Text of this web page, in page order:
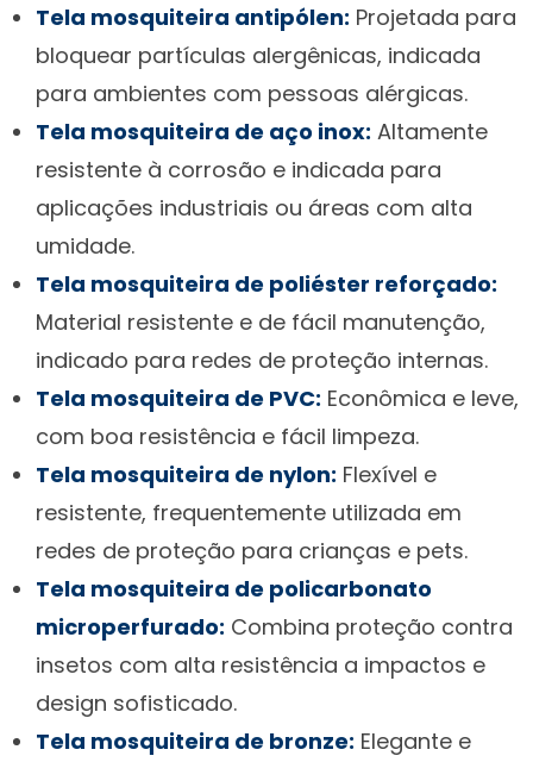
Tela mosquiteira antipólen: Projetada para
bloquear partículas alergênicas, indicada
para ambientes com pessoas alérgicas.
Tela mosquiteira de aço inox: Altamente
resistente à corrosão e indicada para
aplicações industriais ou áreas com alta
umidade.
Tela mosquiteira de poliéster reforçado:
Material resistente e de fácil manutenção,
indicado para redes de proteção internas.
Tela mosquiteira de PVC: Econômica e leve,
com boa resistência e fácil limpeza.
Tela mosquiteira de nylon: Flexível e
resistente, frequentemente utilizada em
redes de proteção para crianças e pets.
Tela mosquiteira de policarbonato
microperfurado: Combina proteção contra
insetos com alta resistência a impactos e
design sofisticado.
Tela mosquiteira de bronze: Elegante e